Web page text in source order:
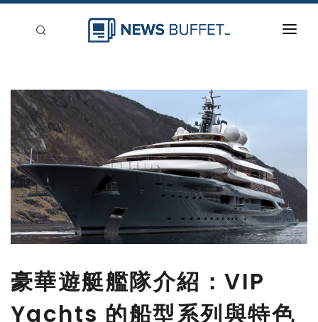
新聞稿分類
登入
刊登
豪華遊艇艦隊介紹：VIP
Yachts 的船型系列與特色